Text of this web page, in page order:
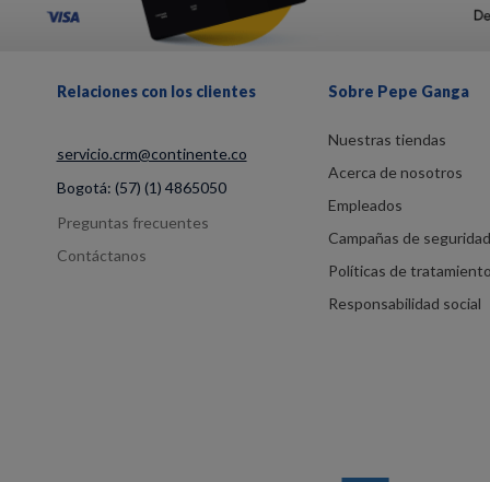
Relaciones con los clientes
servicio.crm@continente.co
Bogotá: (57) (1) 4865050
Preguntas frecuentes
Contáctanos
Sobre Pepe Ganga
Nuestras tiendas
Acerca de nosotros
Empleados
Campañas de seguridad
Políticas de
Responsabilidad social